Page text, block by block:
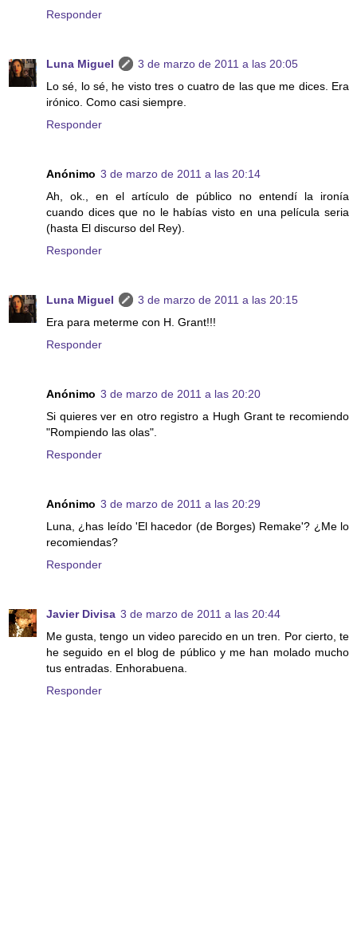
Responder
Luna Miguel
3 de marzo de 2011 a las 20:05
Lo sé, lo sé, he visto tres o cuatro de las que me dices. Era
irónico. Como casi siempre.
Responder
Anónimo 3 de marzo de 2011 a las 20:14
Ah, ok., en el artículo de público no entendí la ironía
cuando dices que no le habías visto en una película seria
(hasta El discurso del Rey).
Responder
Luna Miguel
3 de marzo de 2011 a las 20:15
Era para meterme con H. Grant!!!
Responder
Anónimo 3 de marzo de 2011 a las 20:20
Si quieres ver en otro registro a Hugh Grant te recomiendo
"Rompiendo las olas".
Responder
Anónimo 3 de marzo de 2011 a las 20:29
Luna, ¿has leído 'El hacedor (de Borges) Remake'? ¿Me lo
recomiendas?
Responder
Javier Divisa 3 de marzo de 2011 a las 20:44
Me gusta, tengo un video parecido en un tren. Por cierto, te
he seguido en el blog de público y me han molado mucho
tus entradas. Enhorabuena.
Responder